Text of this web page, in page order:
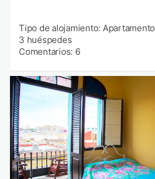
Tipo de alojamiento: Apartamento
3 huéspedes
Comentarios: 6